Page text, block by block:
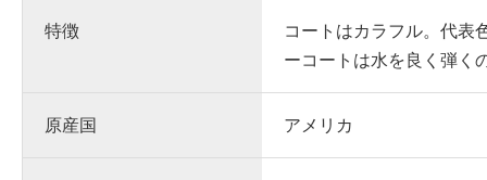
特徴
コートはカラフル。代表
ーコートは水を良く弾く
原産国 アメリカ